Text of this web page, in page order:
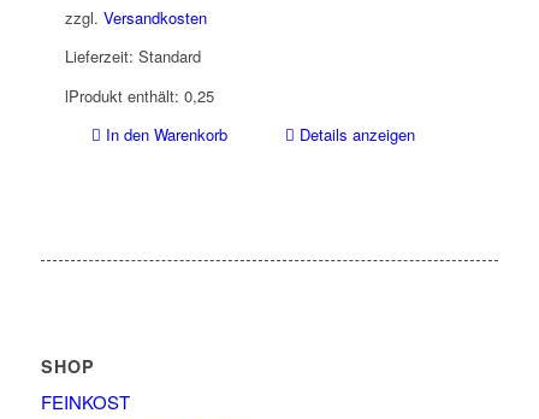
zzgl. Versandkosten
Lieferzeit: Standard
Produkt enthält: 0,25
l
In den Warenkorb
Details anzeigen
SHOP
FEINKOST